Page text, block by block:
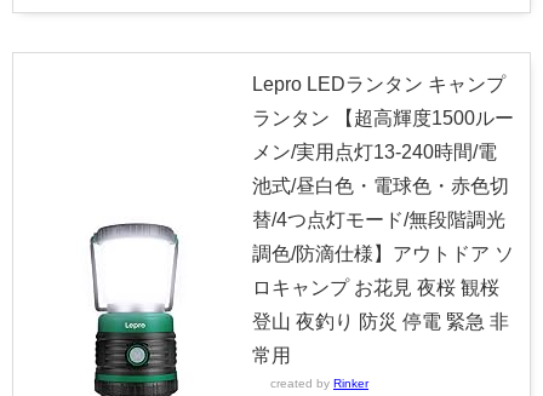
Lepro LEDランタン キャンプ
ランタン 【超高輝度1500ルー
メン/実用点灯13-240時間/電
池式/昼白色・電球色・赤色切
替/4つ点灯モード/無段階調光
調色/防滴仕様】アウトドア ソ
ロキャンプ お花見 夜桜 観桜
登山 夜釣り 防災 停電 緊急 非
常用
created by Rinker